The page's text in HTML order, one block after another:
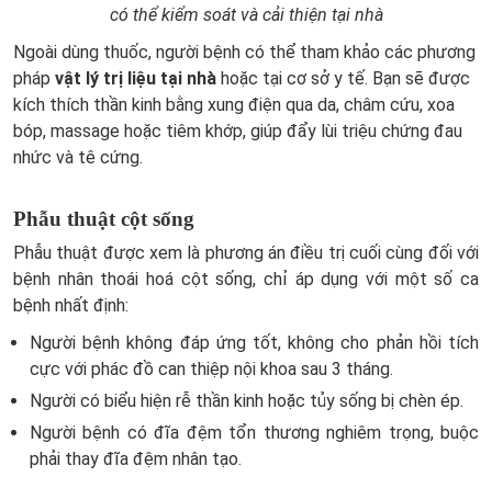
có thể kiểm soát và cải thiện tại nhà
Ngoài dùng thuốc, người bệnh có thể tham khảo các phương
pháp vật lý trị liệu tại nhà hoặc tại cơ sở y tế. Bạn sẽ được
kích thích thần kinh bằng xung điện qua da, châm cứu, xoa
bóp, massage hoặc tiêm khớp, giúp đẩy lùi triệu chứng đau
nhức và tê cứng.
Phẫu thuật cột sống
Phẫu thuật được xem là phương án điều trị cuối cùng đối với
bệnh nhân thoái hoá cột sống, chỉ áp dụng với một số ca
bệnh nhất định:
Người bệnh không đáp ứng tốt, không cho phản hồi tích
cực với phác đồ can thiệp nội khoa sau 3 tháng.
Người có biểu hiện rễ thần kinh hoặc tủy sống bị chèn ép.
Người bệnh có đĩa đệm tổn thương nghiêm trọng, buộc
phải thay đĩa đệm nhân tạo.